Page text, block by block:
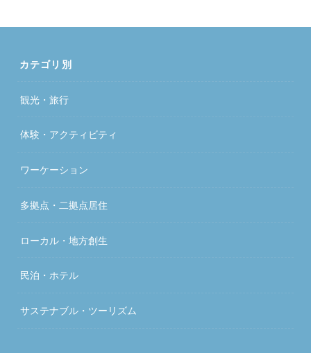
カテゴリ別
観光・旅行
体験・アクティビティ
ワーケーション
多拠点・二拠点居住
ローカル・地方創生
民泊・ホテル
サステナブル・ツーリズム